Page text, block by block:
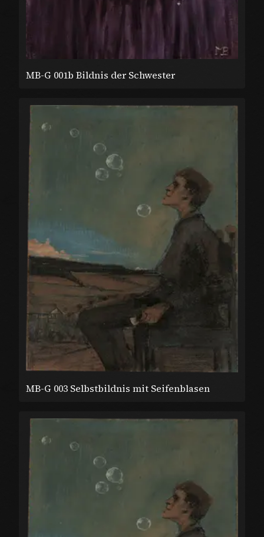
MB-G 001b Bildnis der Schwester
MB-G 003 Selbstbildnis mit Seifenblasen